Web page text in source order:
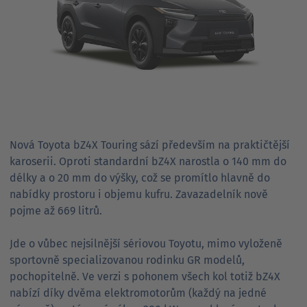
Nová Toyota bZ4X Touring sází především na praktičtější
karoserii. Oproti standardní bZ4X narostla o 140 mm do
délky a o 20 mm do výšky, což se promítlo hlavně do
nabídky prostoru i objemu kufru. Zavazadelník nově
pojme až 669 litrů.
Jde o vůbec nejsilnější sériovou Toyotu, mimo vyloženě
sportovně specializovanou rodinku GR modelů,
pochopitelně. Ve verzi s pohonem všech kol totiž bZ4X
nabízí díky dvěma elektromotorům (každý na jedné